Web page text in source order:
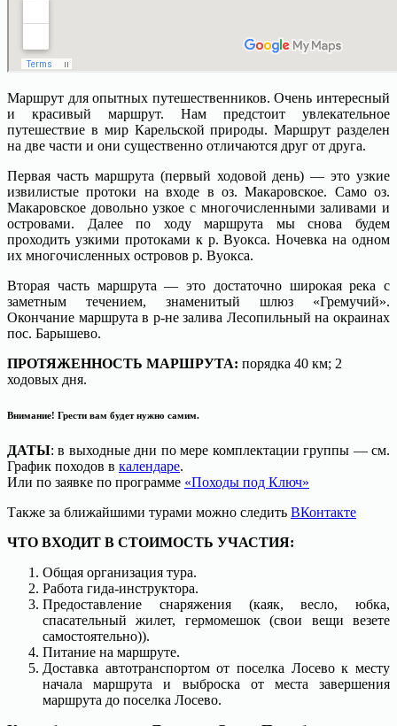
Маршрут для опытных путешественников. Очень интересный
и красивый маршрут. Нам предстоит увлекательное
путешествие в мир Карельской природы. Маршрут разделен
на две части и они существенно отличаются друг от друга.
Первая часть маршрута (первый ходовой день) — это узкие
извилистые протоки на входе в оз. Макаровское. Само оз.
Макаровское довольно узкое с многочисленными заливами и
островами. Далее по ходу маршрута мы снова будем
проходить узкими протоками к р. Вуокса. Ночевка на одном
их многочисленных островов р. Вуокса.
Вторая часть маршрута — это достаточно широкая река с
заметным течением, знаменитый шлюз «Гремучий».
Окончание маршрута в р-не залива Лесопильный на окраинах
пос. Барышево.
ПРОТЯЖЕННОСТЬ МАРШРУТА: порядка 40 км; 2
ходовых дня.
Внимание! Грести вам будет нужно самим.
ДАТЫ: в выходные дни по мере комплектации группы — см.
График походов в календаре.
Или по заявке по программе «Походы под Ключ»
Также за ближайшими турами можно следить ВКонтакте
ЧТО ВХОДИТ В СТОИМОСТЬ УЧАСТИЯ:
Общая организация тура.
Работа гида-инструктора.
Предоставление снаряжения (каяк, весло, юбка,
спасательный жилет, гермомешок (свои вещи везете
самостоятельно)).
Питание на маршруте.
Доставка автотранспортом от поселка Лосево к месту
начала маршрута и выброска от места завершения
маршрута до поселка Лосево.